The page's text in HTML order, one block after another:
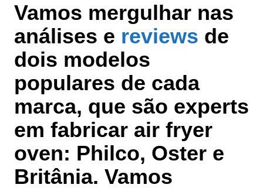
Vamos mergulhar nas
análises e reviews de
dois modelos
populares de cada
marca, que são experts
em fabricar air fryer
oven: Philco, Oster e
Britânia. Vamos